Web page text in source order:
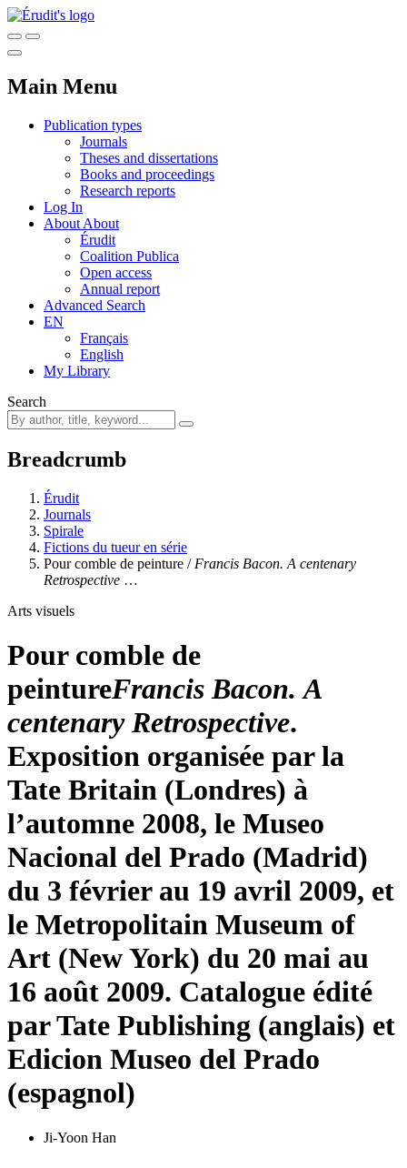
Main Menu
Publication types
Journals
Theses and dissertations
Books and proceedings
Research reports
Log In
About About
Érudit
Coalition Publica
Open access
Annual report
Advanced Search
EN
Français
English
My Library
Search
Breadcrumb
Érudit
Journals
Spirale
Fictions du tueur en série
Pour comble de peinture / Francis Bacon. A centenary
Retrospective …
Arts visuels
Pour comble de
peintureFrancis Bacon. A
centenary Retrospective.
Exposition organisée par la
Tate Britain (Londres) à
l’automne 2008, le Museo
Nacional del Prado (Madrid)
du 3 février au 19 avril 2009, et
le Metropolitain Museum of
Art (New York) du 20 mai au
16 août 2009. Catalogue édité
par Tate Publishing (anglais) et
Edicion Museo del Prado
(espagnol)
Ji-Yoon Han